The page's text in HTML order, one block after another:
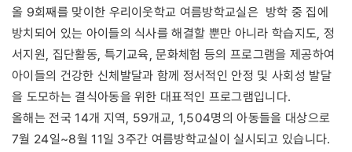
올 9회째를 맞이한 우리이웃학교 여름방학교실은 방학 중 집에
방치되어 있는 아이들의 식사를 해결할 뿐만 아니라 학습지도, 정
서지원, 집단활동, 특기교육, 문화체험 등의 프로그램을 제공하여
아이들의 건강한 신체발달과 함께 정서적인 안정 및 사회성 발달
을 도모하는 결식아동을 위한 대표적인 프로그램입니다.
올해는 전국 14개 지역, 59개교, 1,504명의 아동들을 대상으로
7월 24일~8월 11일 3주간 여름방학교실이 실시되고 있습니다.